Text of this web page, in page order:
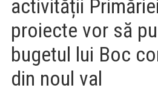
activității
proiecte vor să
bugetul lui Boc
din noul val